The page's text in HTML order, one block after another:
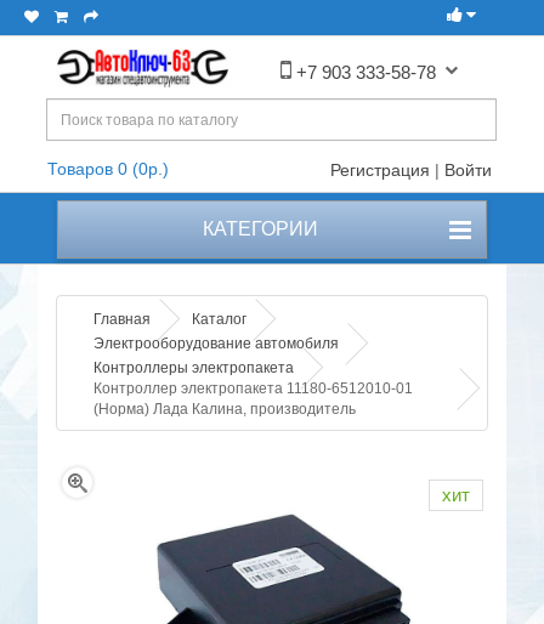
+7 903 333-58-78
Товаров 0 (0р.) Регистрация | Войти
КАТЕГОРИИ
Главная
Каталог
Электрооборудование автомобиля
Контроллеры электропакета
Контроллер электропакета 11180-6512010-01
(Норма) Лада Калина, производитель
хит